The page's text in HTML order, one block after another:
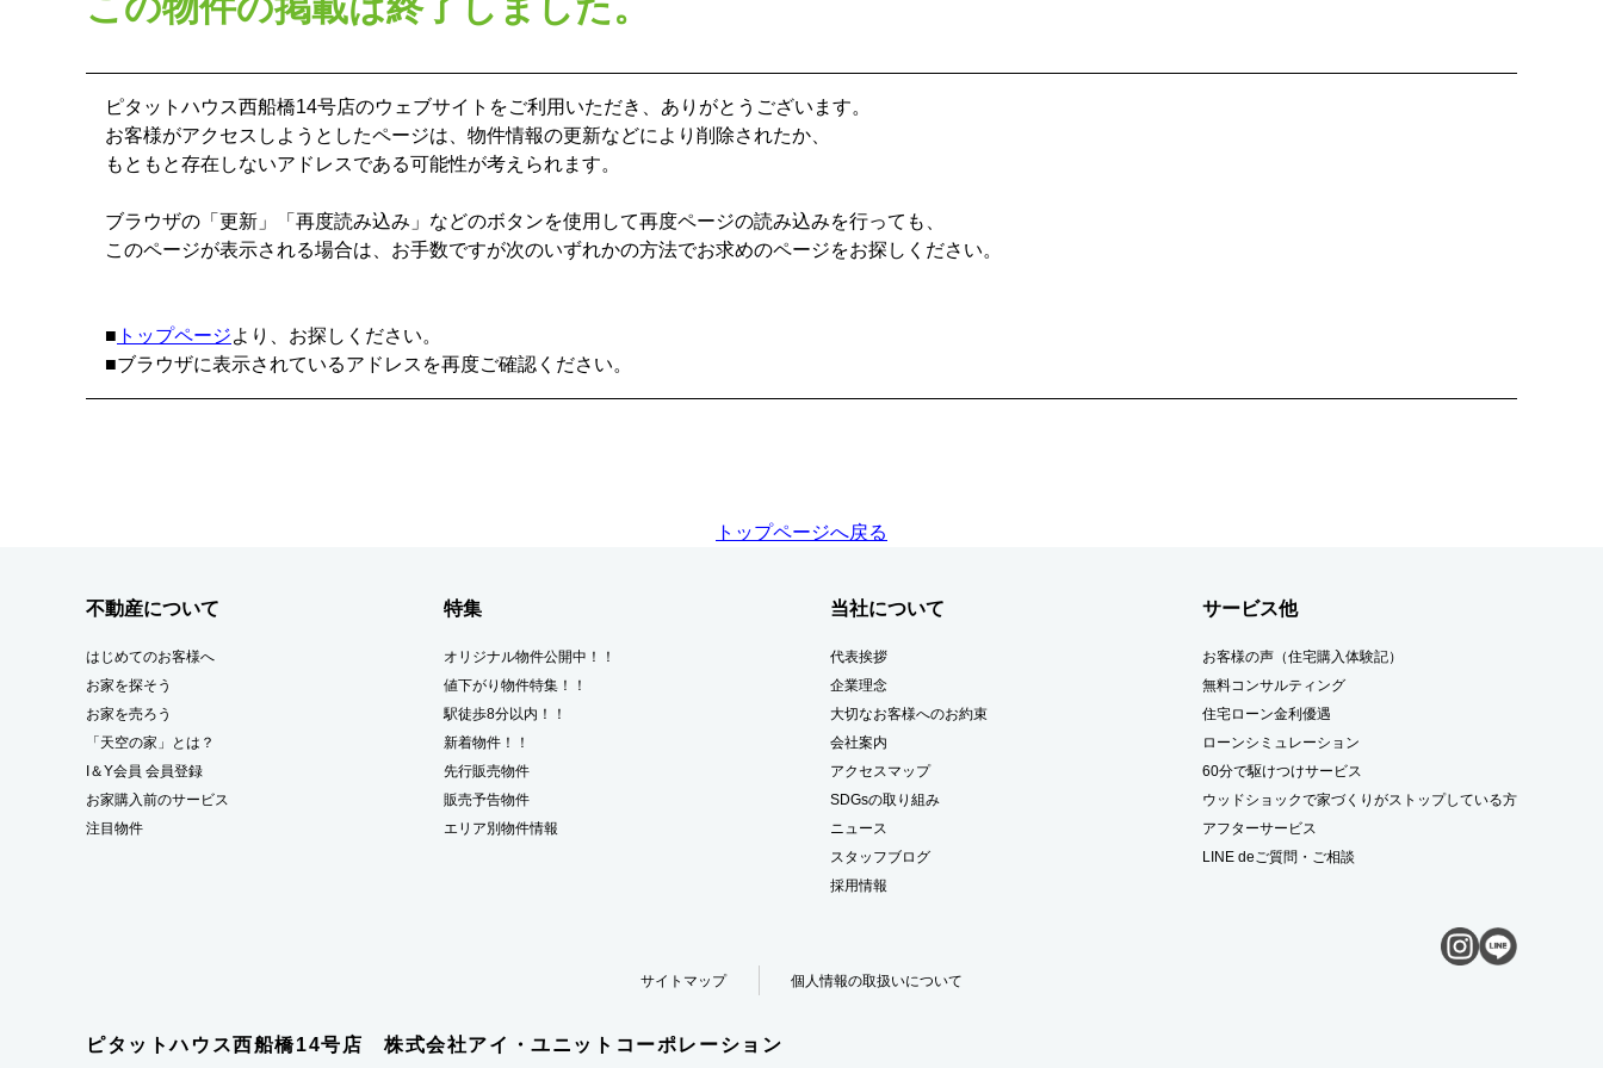
ピタットハウス西船橋14号店のウェブサイトをご利用いただき、ありがとうございます。
お客様がアクセスしようとしたページは、物件情報の更新などにより削除されたか、
もともと存在しないアドレスである可能性が考えられます。
ブラウザの「更新」「再度読み込み」などのボタンを使用して再度ページの読み込みを行っても、
このページが表示される場合は、お手数ですが次のいずれかの方法でお求めのページをお探しください。
■ トップページより、お探しください。
■ブラウザに表示されているアドレスを再度ご確認ください。
トップページへ戻る
不動産について
はじめてのお客様へ
お家を探そう
お家を売ろう
「天空の家」とは？
I＆Y会員 会員登録
お家購入前のサービス
注目物件
特集
オリジナル物件公開中！！
値下がり物件特集！！
駅徒歩8分以内！！
新着物件！！
先行販売物件
販売予告物件
エリア別物件情報
当社について
代表挨拶
企業理念
大切なお客様へのお約束
会社案内
アクセスマップ
SDGsの取り組み
ニュース
スタッフブログ
採用情報
サービス他
お客様の声（住宅購入体験記）
無料コンサルティング
住宅ローン金利優遇
ローンシミュレーション
60分で駆けつけサービス
ウッドショックで家づくりがストップしている方
アフターサービス
LINE deご質問・ご相談
サイトマップ 個人情報の取扱いについて
ピタットハウス西船橋14号店 株式会社アイ・ユニットコーポレーション